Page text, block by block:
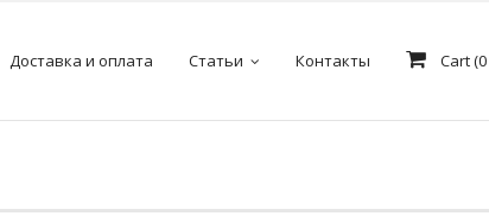
Доставка и оплата Статьи Контакты Cart (0